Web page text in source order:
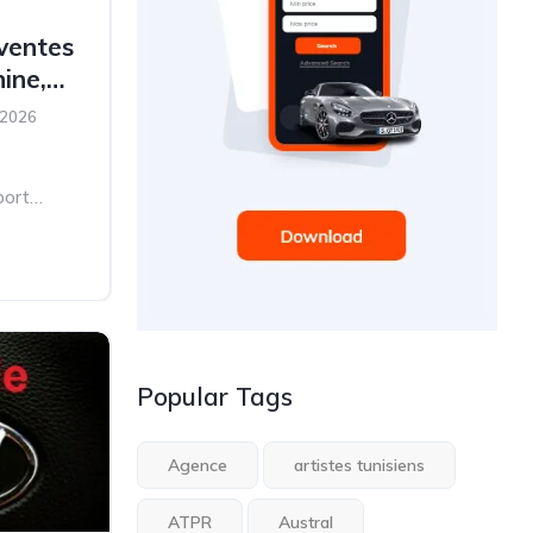
Popular Tags
Agence artistes tunisiens
ATPR Austral